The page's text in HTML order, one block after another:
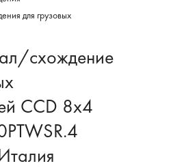
для грузовых
схождение
CCD 8x4